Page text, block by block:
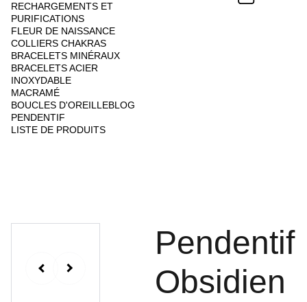
RECHARGEMENTS ET
PURIFICATIONS
FLEUR DE NAISSANCE
COLLIERS CHAKRAS
BRACELETS MINÉRAUX
BRACELETS ACIER
INOXYDABLE
MACRAMÉ
BOUCLES D'OREILLEBLOG
PENDENTIF
LISTE DE PRODUITS
Pendentif
Obsidien